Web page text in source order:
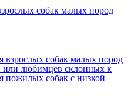
собак малых пород
собак малых пород
или любимцев склонных к
пожилых собак с низкой